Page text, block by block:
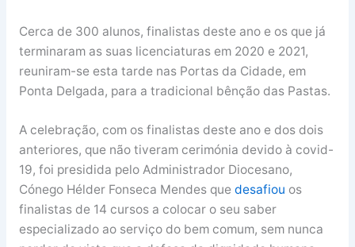
Cerca de 300 alunos, finalistas deste ano e os que já
terminaram as suas licenciaturas em 2020 e 2021,
reuniram-se esta tarde nas Portas da Cidade, em
Ponta Delgada, para a tradicional bênção das Pastas.
A celebração, com os finalistas deste ano e dos dois
anteriores, que não tiveram cerimónia devido à covid-
19, foi presidida pelo Administrador Diocesano,
Cónego Hélder Fonseca Mendes que desafiou os
finalistas de 14 cursos a colocar o seu saber
especializado ao serviço do bem comum, sem nunca